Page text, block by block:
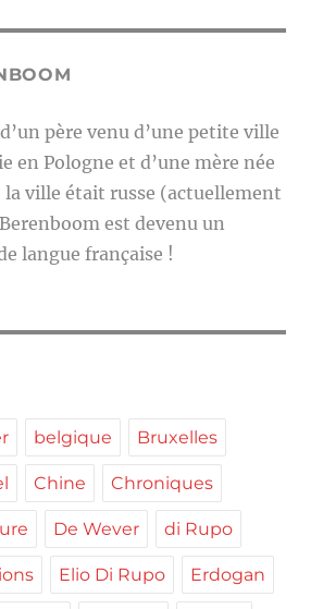
père venu d’une petite ville
en Pologne et d’une mère née
la ville était russe (actuellement
est devenu un
langue française !
belgique Bruxelles
Chine Chroniques
De Wever di Rupo
Elio Di Rupo Erdogan